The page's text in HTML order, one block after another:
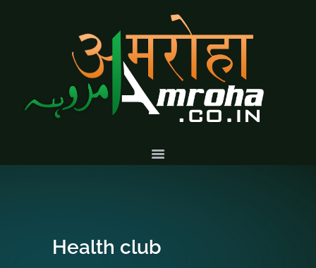
Health club
ABOUT
HISTORY &
CULTURE
GALLERY
VOLUNTARY
SERVICES